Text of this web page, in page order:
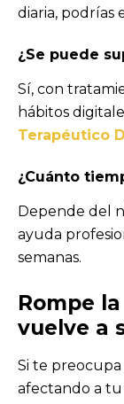
diaria, podrías
¿Se puede
Sí, con
hábitos
Terapéutico
¿Cuánto
Depende del
ayuda
semanas.
Rompe
vuelve a
Si te preocupa
afectando a tu